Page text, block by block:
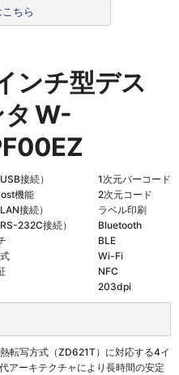
ちら
ンチ型デス
W-
接続）
機能
接続）
232C接続）
1次元バーコード
2次元コード
ラベル印刷
Bluetooth
BLE
Wi-Fi
NFC
203dpi
転写方式（ZD621T）に対応する4イ
アーキテクチャにより長時間の安定